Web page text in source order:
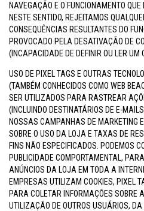
NAVEGAÇÃO E O FUNCIONAMENTO
NESTE SENTIDO, REJEITAMOS
CONSEQUÊNCIAS RESULTANTES DO
PROVOCADO PELA DESATIVAÇÃO DE
(INCAPACIDADE DE DEFINIR OU LER UM
USO DE PIXEL TAGS E OUTRAS
(TAMBÉM CONHECIDOS COMO WEB
SER UTILIZADOS PARA RASTREAR
(INCLUINDO DESTINATÁRIOS DE E-
NOSSAS CAMPANHAS DE MARKETING
SOBRE O USO DA LOJA E TAXAS DE
FINS NÃO ESPECIFICADOS. PODEMOS
PUBLICIDADE COMPORTAMENTAL,
ANÚNCIOS DA LOJA EM TODA A
EMPRESAS UTILIZAM COOKIES, PIXEL
PARA COLETAR INFORMAÇÕES SOBRE
UTILIZAÇÃO DE OUTROS USUÁRIOS,